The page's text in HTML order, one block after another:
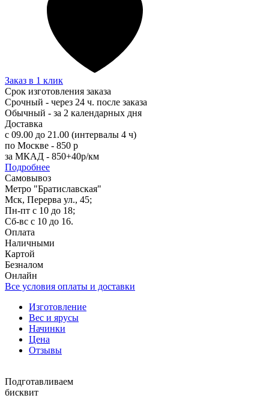
Заказ в 1 клик
Срок изготовления заказа
Срочный - через 24 ч. после заказа
Обычный - за 2 календарных дня
Доставка
с 09.00 до 21.00 (интервалы 4 ч)
по Москве - 850 р
за МКАД - 850+40р/км
Подробнее
Самовывоз
Метро "Братиславская"
Мск, Перерва ул., 45;
Пн-пт с 10 до 18;
Сб-вс с 10 до 16.
Оплата
Наличными
Картой
Безналом
Онлайн
Все условия оплаты и доставки
Изготовление
Вес и ярусы
Начинки
Цена
Отзывы
Подготавливаем
бисквит